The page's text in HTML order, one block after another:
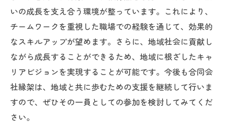
いの成長を支え合う環境が整っています。これにより、
チームワークを重視した職場での経験を通じて、効果的
なスキルアップが望めます。さらに、地域社会に貢献し
ながら成長することができるため、地域に根ざしたキャ
リアビジョンを実現することが可能です。今後も合同会
社縁架は、地域と共に歩むための支援を継続して行いま
すので、ぜひその一員としての参加を検討してみてくだ
さい。